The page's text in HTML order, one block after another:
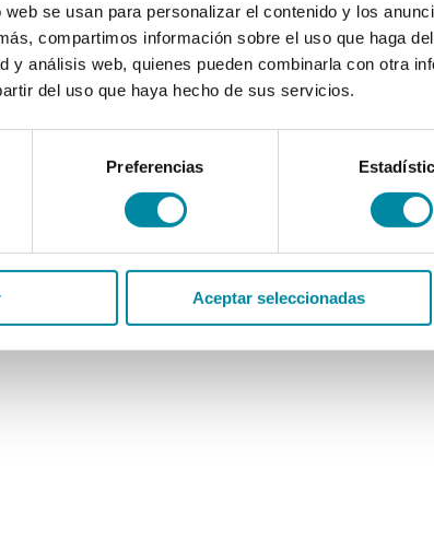
se usan para personalizar el contenido y los
compartimos información sobre el uso que haga
y análisis web, quienes pueden combinarla con otra
del uso que haya hecho de sus servicios.
Preferencias
Aceptar seleccionadas